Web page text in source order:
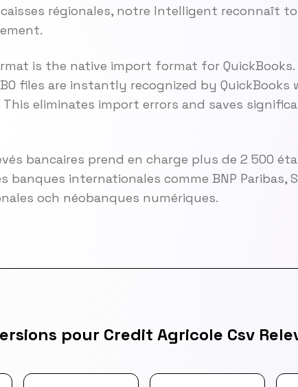
régionales, notre Intelligent reconnaît
is the native import format for
files are instantly recognized by
eliminates import errors and saves
bancaires prend en charge plus de 2 500
banques internationales comme BNP Paribas,
och néobanques numériques.
pour Credit Agricole Csv